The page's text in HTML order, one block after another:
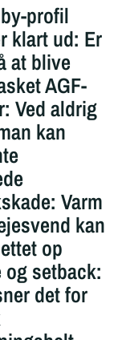
profil
klart ud: Er
at blive
AGF-
Ved aldrig
kan
Varm
kan
op
og setback:
det for